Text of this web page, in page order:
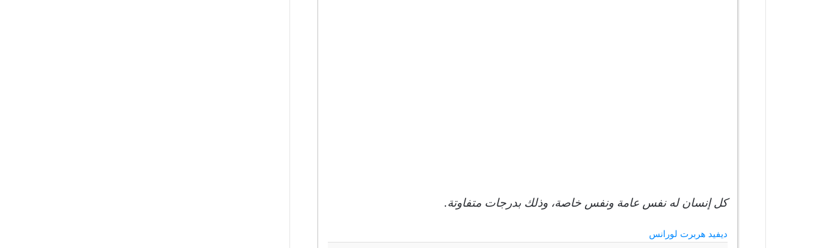
كل إنسان له نفس عامة ونفس خاصة، وذلك بدرجات متفاوتة.
ديفيد هربرت لورانس